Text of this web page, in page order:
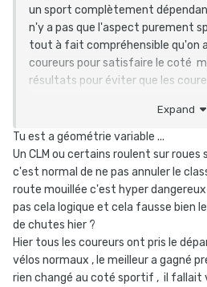
un sport complètement
n'y a pas que l'aspect purement
tout à fait compréhensible qu'on
coureurs pour satisfaire le coté
résultats pour éviter que les
tous les aspects: le show bizz
faut avoir l'esprit ouvert sur le
du monde actuel avant de porter
radicales
Expand
Tu est a géométrie variable ...
Un CLM ou certains roulent sur
c'est normal de ne pas annuler le
route mouillée c'est hyper
pas cela logique et cela fausse bien
de chutes hier ?
Hier tous les coureurs ont pris le
vélos normaux , le meilleur a gagné
rien changé au coté sportif , il fallait